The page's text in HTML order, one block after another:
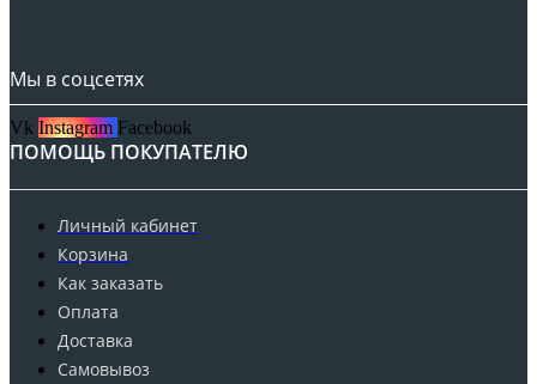
Мы в соцсетях
Vk Instagram Facebook
ПОМОЩЬ ПОКУПАТЕЛЮ
Личный кабинет
Корзина
Как заказать
Оплата
Доставка
Самовывоз